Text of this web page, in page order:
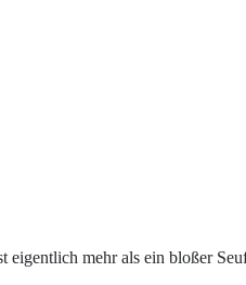
eigentlich mehr als ein bloßer